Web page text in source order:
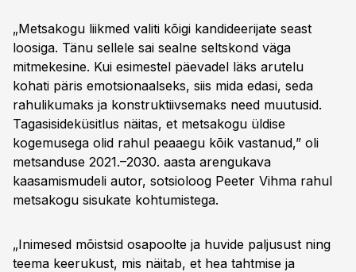
„Metsakogu liikmed valiti kõigi kandideerijate seast
loosiga. Tänu sellele sai sealne seltskond väga
mitmekesine. Kui esimestel päevadel läks arutelu
kohati päris emotsionaalseks, siis mida edasi, seda
rahulikumaks ja konstruktiivsemaks need muutusid.
Tagasisideküsitlus näitas, et metsakogu üldise
kogemusega olid rahul peaaegu kõik vastanud,” oli
metsanduse 2021.–2030. aasta arengukava
kaasamismudeli autor, sotsioloog Peeter Vihma rahul
metsakogu sisukate kohtumistega.
„Inimesed mõistsid osapoolte ja huvide paljusust ning
teema keerukust, mis näitab, et hea tahtmise ja